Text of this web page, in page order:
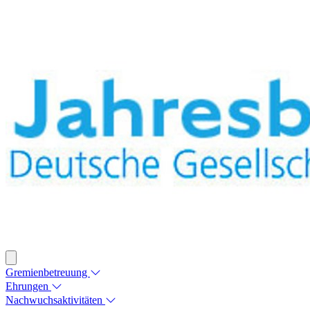
Gremienbetreuung
Ehrungen
Nachwuchsaktivitäten